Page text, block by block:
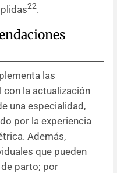
22.
las
la actualización
una especialidad,
por la experiencia
Además,
que pueden
parto; por